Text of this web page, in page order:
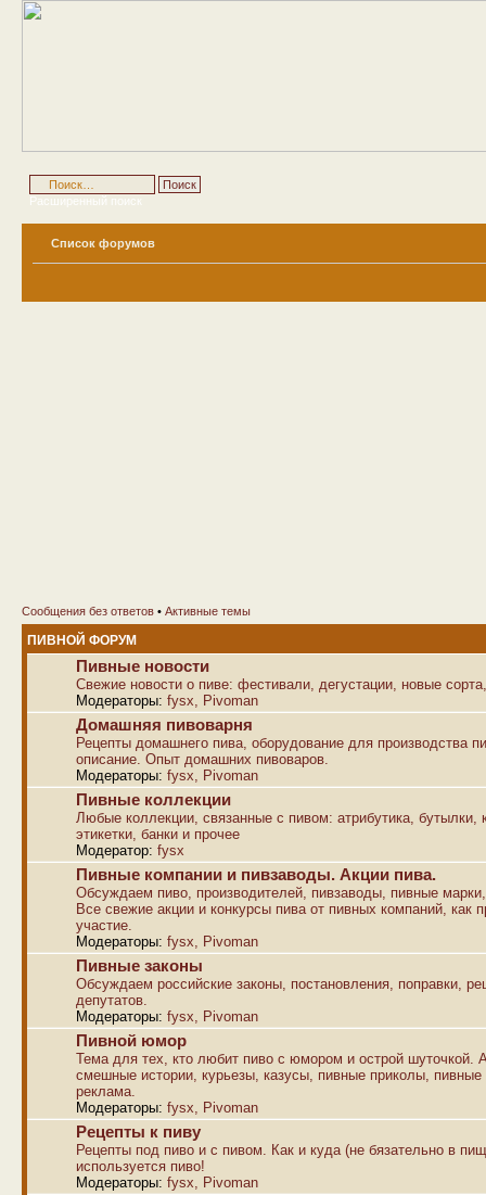
Расширенный поиск
Список форумов
Сообщения без ответов • Активные темы
ПИВНОЙ ФОРУМ
Пивные новости
Свежие новости о пиве: фестивали, дегустации, новые
Модераторы: fysx Pivoman
Домашняя пивоварня
Рецепты домашнего пива, оборудование для производства
описание. Опыт домашних пивоваров.
Модераторы: fysx Pivoman
Пивные коллекции
Любые коллекции, связанные с пивом: атрибутика, бутылки,
этикетки, банки и прочее
Модератор: fysx
Пивные компании и пивзаводы. Акции пива.
Обсуждаем пиво, производителей, пивзаводы, пивные
Все свежие акции и конкурсы пива от пивных компаний, как
участие.
Модераторы: fysx Pivoman
Пивные законы
Обсуждаем российские законы, постановления, поправки,
депутатов.
Модераторы: fysx Pivoman
Пивной юмор
Тема для тех, кто любит пиво с юмором и острой шуточкой.
смешные истории, курьезы, казусы, пивные приколы,
реклама.
Модераторы: fysx Pivoman
Рецепты к пиву
Рецепты под пиво и с пивом. Как и куда (не бязательно в
используется пиво!
Модераторы: fysx Pivoman